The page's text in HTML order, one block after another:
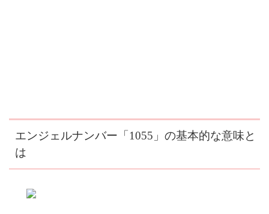
エンジェルナンバー「1055」の基本的な意味と
は